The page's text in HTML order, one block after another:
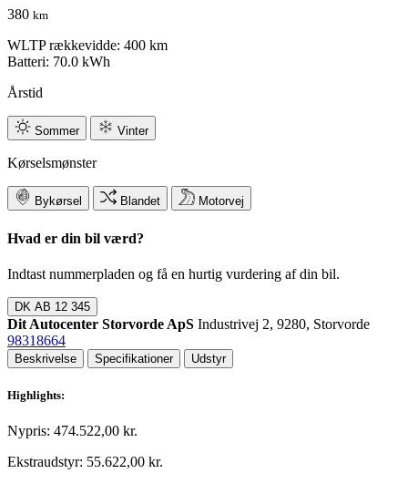
380 km
WLTP rækkevidde: 400 km
Batteri: 70.0 kWh
Årstid
Sommer Vinter
Kørselsmønster
Bykørsel Blandet Motorvej
Hvad er din bil værd?
Indtast nummerpladen og få en hurtig vurdering af din bil.
DK AB 12 345
Dit Autocenter Storvorde ApS Industrivej 2, 9280, Storvorde
98318664
Beskrivelse Specifikationer Udstyr
Highlights:
Nypris: 474.522,00 kr.
Ekstraudstyr: 55.622,00 kr.